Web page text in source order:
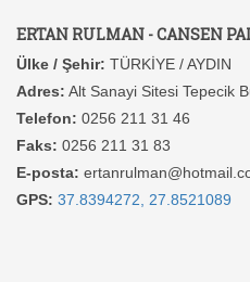
ERTAN RULMAN - CANSEN
Ülke / Şehir: TÜRKİYE / AYDIN
Adres: Alt Sanayi Sitesi Tepecik
Telefon: 0256 211 31 46
Faks: 0256 211 31 83
E-posta:
GPS: 37.8394272, 27.8521089